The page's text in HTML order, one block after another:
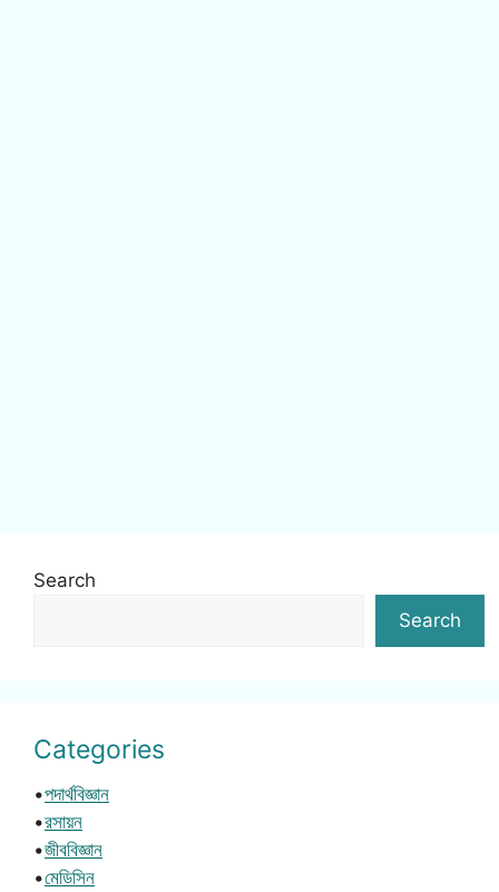
Search
Search
Categories
•পদার্থবিজ্ঞান
•রসায়ন
•জীববিজ্ঞান
•মেডিসিন